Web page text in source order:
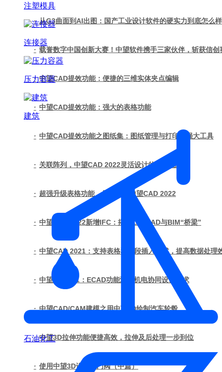
注塑模具
连接器
压力容器
建筑
石油化工
· 从G3曲面到AI出图：国产工业设计软件的硬实力到底怎么
· 载誉数字中国创新大赛！中望软件携手三家伙伴，斩获信创
· 中望CAD提效功能：便捷的三维实体夹点编辑
· 中望CAD提效功能：强大的表格功能
· 中望CAD提效功能之图纸集：图纸管理与打印的强大工具
· 关联阵列，中望CAD 2022灵活设计的“大杀器”
· 超强升级表格功能，尽在全新中望CAD 2022
· 中望CAD 2022新增IFC：搭建二维CAD与BIM“桥梁”
· 中望CAD 2021：支持表格和字段插入公式，提高数据处理
· 中望3D 2021：ECAD功能满足机电协同设计需求
· 中望CAD/CAM建模之用中望3D绘制汽车轮毂
· 中望3D拉伸功能便捷高效，拉伸及后处理一步到位
· 使用中望3D设计截门阀（中篇）